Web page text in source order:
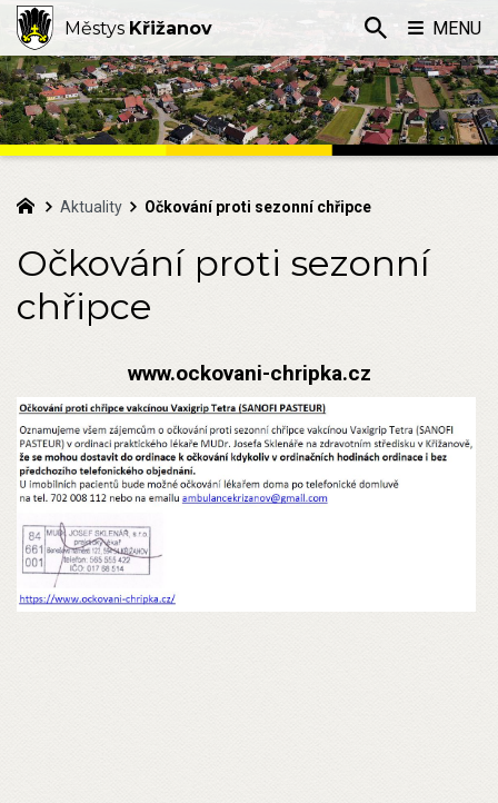
Aktuality Očkování proti sezonní chřipce
Očkování proti sezonní
chřipce
www.ockovani-chripka.cz
Městys Křižanov MENU